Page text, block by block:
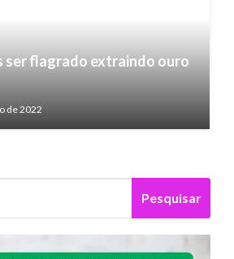
ser flagrado extraindo ouro
de 2022
Pesquisar